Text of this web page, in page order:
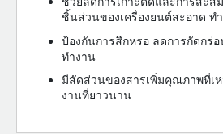
ชิ้นส่วนของเครื่องยนต์สะอาด ท
ป้องกันการสึกหรอ ลดการกัดกร่
ทำงาน
มีสัดส่วนของสารเพิ่มคุณภาพที่เ
งานที่ยาวนาน